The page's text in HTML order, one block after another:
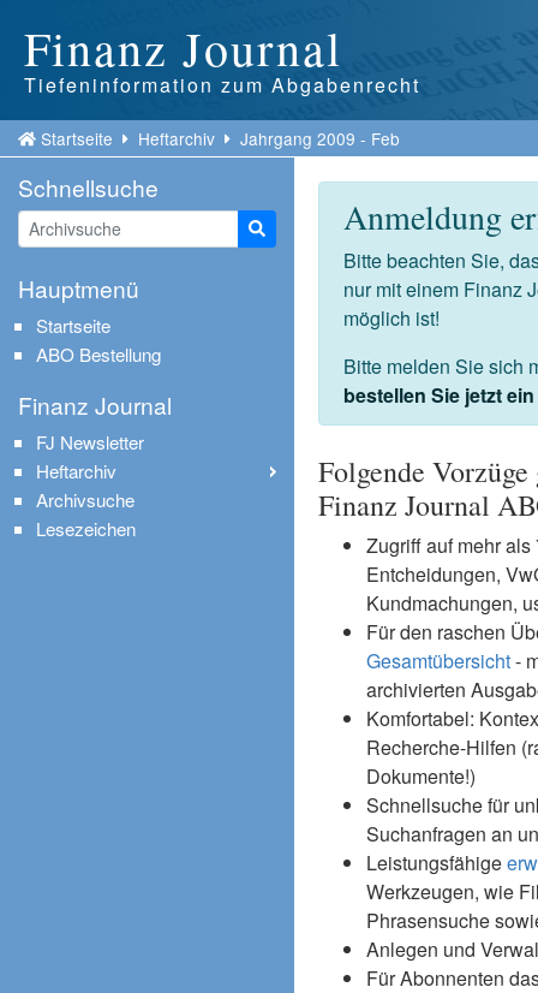
Finanz Journal
Tiefeninformation zum Abgabenrecht
Startseite Heftarchiv Jahrgang 2009 - Feb
Anmeldung
Bitte beachten Sie,
nur mit einem Finanz
möglich ist!
Bitte melden Sie sich
bestellen Sie jetzt
Folgende
Finanz Journal
Zugriff auf mehr
Entcheidungen,
Kundmachungen,
Für den raschen
Gesamtübersicht-
archivierten
Komfortabel:
Recherche-Hilfen
Dokumente!)
Schnellsuche für
Suchanfragen an
Leistungsfähige
Werkzeugen, wie
Phrasensuche
Anlegen und
Für Abonnenten
Schnellsuche
Suche starten
Hauptmenü
Startseite
ABO Bestellung
Finanz Journal
FJ Newsletter
Heftarchiv
Archivsuche
Lesezeichen